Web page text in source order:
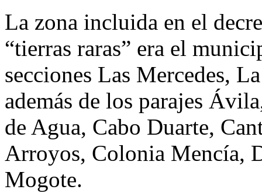
La zona incluida en el
“tierras raras” era el
secciones Las Mercedes,
además de los parajes
de Agua, Cabo Duarte,
Arroyos, Colonia Mencía,
Mogote.